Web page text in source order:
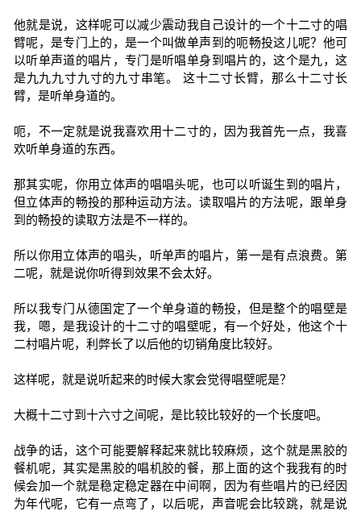
他就是说，这样呢可以减少震动我自己设计的一个十二寸的唱
臂呢，是专门上的，是一个叫做单声到的呃畅投这儿呢？他可
以听单声道的唱片，专门是听唱单身到唱片的，这个是九，这
是九九九寸九寸的九寸串笔。 这十二寸长臂，那么十二寸长
臂，是听单身道的。
呃，不一定就是说我喜欢用十二寸的，因为我首先一点，我喜
欢听单身道的东西。
那其实呢，你用立体声的唱唱头呢，也可以听诞生到的唱片，
但立体声的畅投的那种运动方法。读取唱片的方法呢，跟单身
到的畅投的读取方法是不一样的。
所以你用立体声的唱头，听单声的唱片，第一是有点浪费。第
二呢，就是说你听得到效果不会太好。
所以我专门从德国定了一个单身道的畅投，但是整个的唱壁是
我，嗯，是我设计的十二寸的唱壁呢，有一个好处，他这个十
二村唱片呢，利弊长了以后他的切销角度比较好。
这样呢，就是说听起来的时候大家会觉得唱壁呢是？
大概十二寸到十六寸之间呢，是比较比较好的一个长度吧。
战争的话，这个可能要解释起来就比较麻烦，这个就是黑胶的
餐机呢，其实是黑胶的唱机胶的餐，那上面的这个我我有的时
候会加一个就是稳定稳定器在中间啊，因为有些唱片的已经因
为年代呢，它有一点弯了，以后呢，声音呢会比较跳，就是说